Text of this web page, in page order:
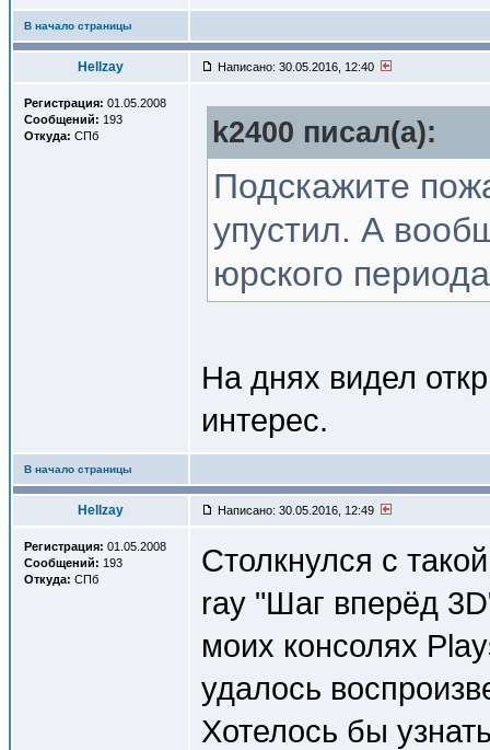
В начало страницы
Hellzay Написано: 30.05.2016, 12:40
Регистрация: 01.05.2008
Сообщений: 193
Откуда: СПб k2400 писал(a):
Подскажите
упустил. А
юрского
На днях видел
интерес.
В начало страницы
Hellzay Написано: 30.05.2016, 12:49
Регистрация: 01.05.2008
Сообщений: 193
Откуда: СПб
Столкнулся с
ray "Шаг вперёд
моих консолях
удалось
Хотелось бы